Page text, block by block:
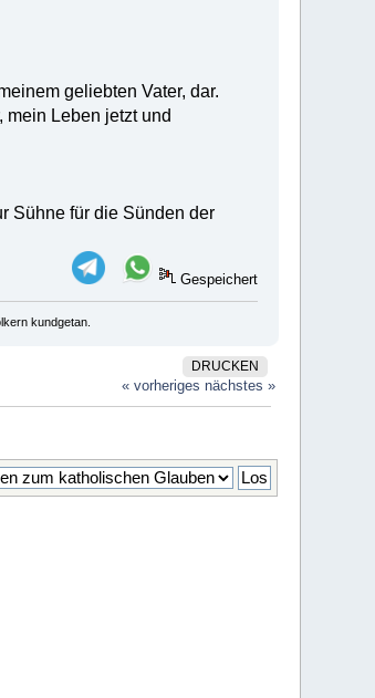
geliebten Vater, dar.
mein Leben jetzt und
Sühne für die Sünden der
Gespeichert
kundgetan.
DRUCKEN
« vorheriges nächstes »